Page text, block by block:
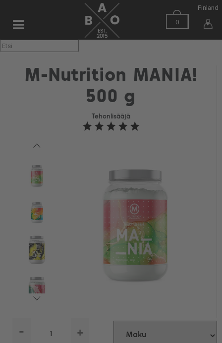
0
Finland
▼
M-Nutrition MANIA!
500 g
Tehonlisääjä
- +